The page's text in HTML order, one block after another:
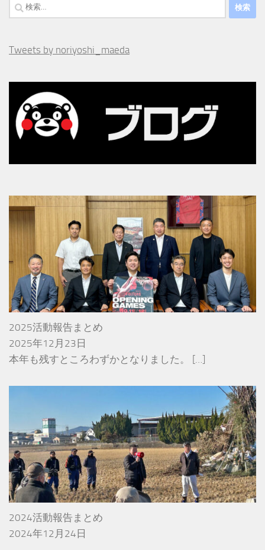
検
索:
Tweets by noriyoshi_maeda
2025活動報告まとめ
2025年12月23日
本年も残すところわずかとなりました。 […]
2024活動報告まとめ
2024年12月24日